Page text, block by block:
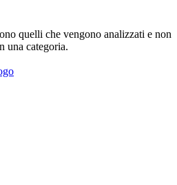
quelli che vengono analizzati e non
una categoria.